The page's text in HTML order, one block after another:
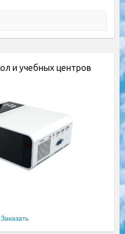
и учебных центров
Заказать